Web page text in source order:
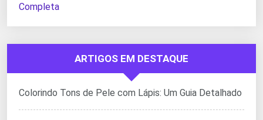
Completa
ARTIGOS EM DESTAQUE
Colorindo Tons de Pele com Lápis: Um Guia Detalhado